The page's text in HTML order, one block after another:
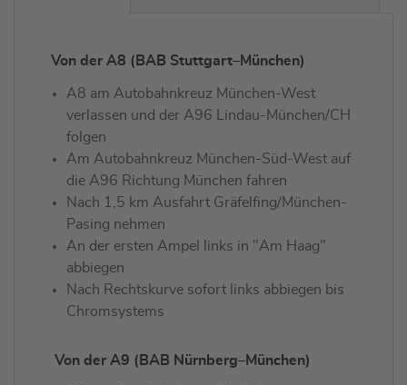
Von der A8 (BAB Stuttgart–München)
A8 am Autobahnkreuz München-West
verlassen und der A96 Lindau-München/CH
folgen
Am Autobahnkreuz München-Süd-West auf
die A96 Richtung München fahren
Nach 1,5 km Ausfahrt Gräfelfing/München-
Pasing nehmen
An der ersten Ampel links in "Am Haag"
abbiegen
Nach Rechtskurve sofort links abbiegen bis
Chromsystems
Von der A9 (BAB Nürnberg–München)